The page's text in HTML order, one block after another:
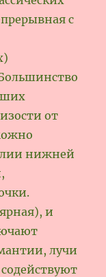
с
от
нижней
и
лучи